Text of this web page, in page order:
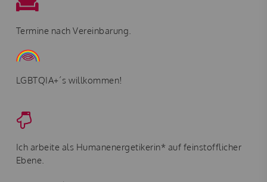
Termine nach Vereinbarung.
LGBTQIA+´s willkommen!
Ich arbeite als Humanenergetikerin* auf feinstofflicher
Ebene.